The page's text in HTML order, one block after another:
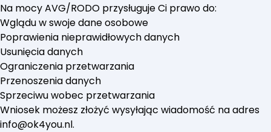
Na mocy AVG/RODO przysługuje Ci prawo do:
Wglądu w swoje dane osobowe
Poprawienia nieprawidłowych danych
Usunięcia danych
Ograniczenia przetwarzania
Przenoszenia danych
Sprzeciwu wobec przetwarzania
Wniosek możesz złożyć wysyłając wiadomość na adres
info@ok4you.nl.